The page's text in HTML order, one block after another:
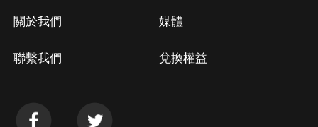
關於我們
聯繫我們
媒體
兌換權益